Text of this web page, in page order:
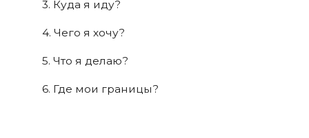
3. Куда я иду?
4. Чего я хочу?
5. Что я делаю?
6. Где мои границы?